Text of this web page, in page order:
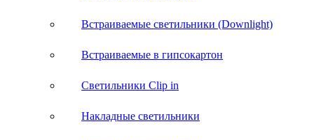
Встраиваемые светильники (Downlight)
Встраиваемые в гипсокартон
Светильники Clip in
Накладные светильники